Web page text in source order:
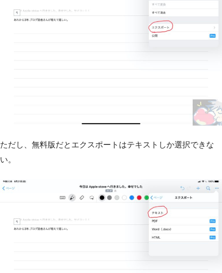
ただし、無料版だとエクスポートはテキストしか選択できな
い。